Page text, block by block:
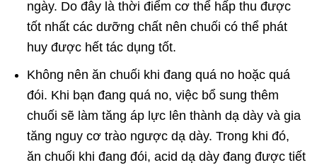
ngày. Do đây là thời điểm cơ thể hấp thu được
tốt nhất các dưỡng chất nên chuối có thể phát
huy được hết tác dụng tốt.
Không nên ăn chuối khi đang quá no hoặc quá
đói. Khi bạn đang quá no, việc bổ sung thêm
chuối sẽ làm tăng áp lực lên thành dạ dày và gia
tăng nguy cơ trào ngược dạ dày. Trong khi đó,
ăn chuối khi đang đói, acid dạ dày đang được tiết